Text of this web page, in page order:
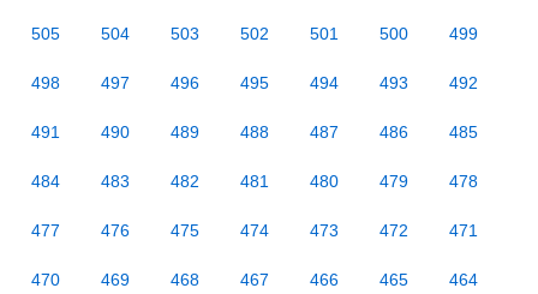
505 504 503 502 501 500 499
498 497 496 495 494 493 492
491 490 489 488 487 486 485
484 483 482 481 480 479 478
477 476 475 474 473 472 471
470 469 468 467 466 465 464